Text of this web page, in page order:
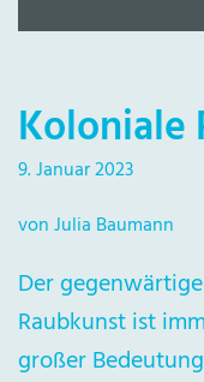
Koloniale
9. Januar 2023
von Julia Baumann
Der
Raubkunst ist
großer